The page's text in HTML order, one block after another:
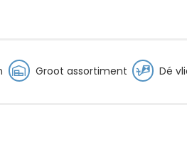
Groot assortiment Dé